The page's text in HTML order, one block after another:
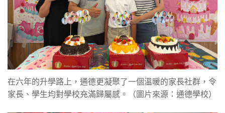
在六年的升學路上，通德更凝聚了一個溫暖的家長社群，令
家長、學生均對學校充滿歸屬感。（圖片來源：通德學校）